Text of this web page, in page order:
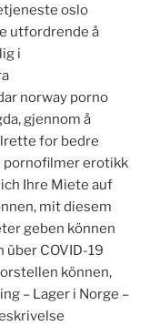
oslo
utfordrende å
i
norway porno
gjennom å
for bedre
pornofilmer erotikk
Ihre Miete auf
mit diesem
geben können
COVID-19
können,
– Lager i Norge –